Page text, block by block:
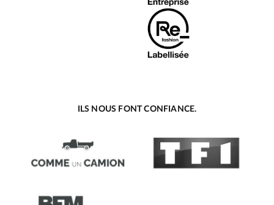
ILS NOUS FONT CONFIANCE.